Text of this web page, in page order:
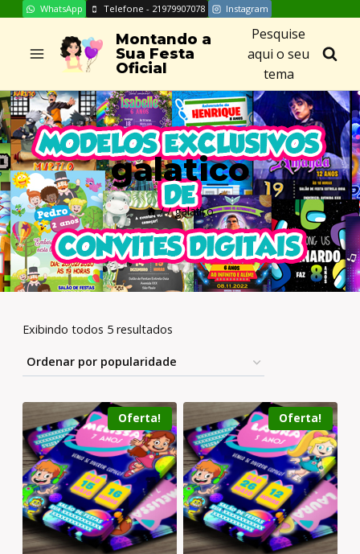
Skip
content
WhatsApp Telefone - 21979907078 Instagram
Montando a
Sua Festa
Oficial
Pesquise
aqui o seu
tema
galatico
/ / galatico
Exibindo todos 5 resultados
Oferta! Oferta!